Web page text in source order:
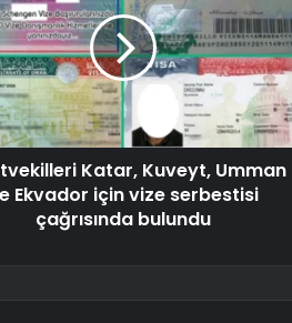
Katar, Kuveyt, Umman
Ekvador için vize serbestisi
çağrısında bulundu